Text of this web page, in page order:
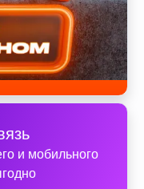
и мобильного